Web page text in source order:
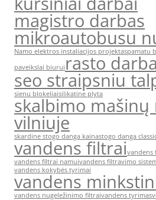
magistro darbas
mikroautobusu
Namo elektros instaliacijos projektaspamatu
paveikslai biuruirasto
seo straipsniu
sienu blokeliaisilikatine plyta
skalbimo mašinų
vilniuje
skardine stogo danga kainastogo danga
vandens filtraivandens
vandens filtrai namuivandens filtravimo
vandens kokybės tyrimai
vandens
vandens nugeležinimo filtraivandens tyrimas